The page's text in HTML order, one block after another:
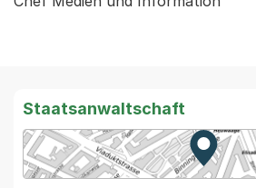
Staatsanwaltschaft
Zur